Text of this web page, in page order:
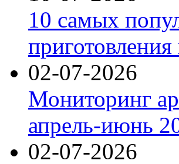
10 самых
02-07-2026
Мониторинг
апрель-июнь
02-07-2026